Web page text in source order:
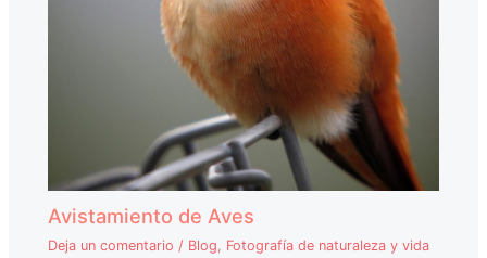
Avistamiento de Aves
Deja un comentario / Blog, Fotografía de naturaleza y vida